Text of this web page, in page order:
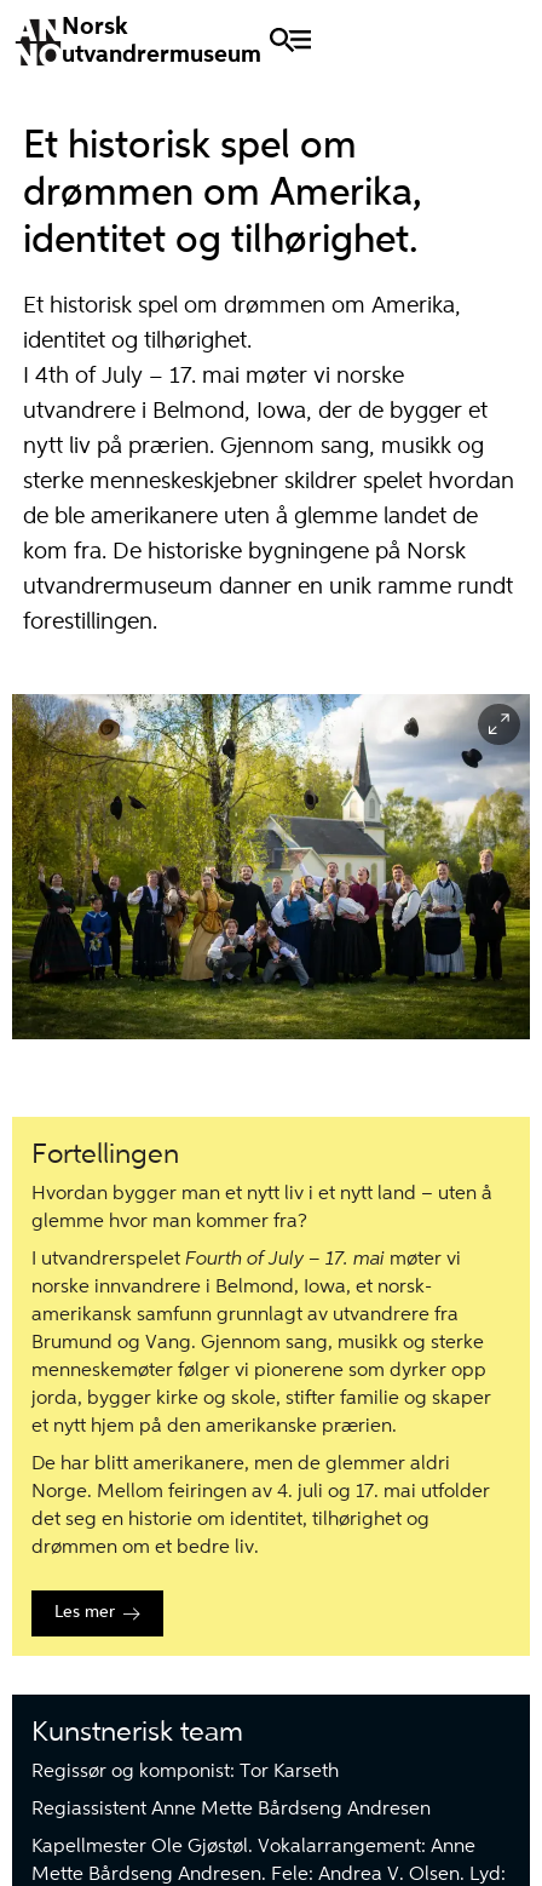
Norsk
utvandrermuseum
Et historisk spel om
drømmen om Amerika,
identitet og tilhørighet.
Et historisk spel om drømmen om Amerika,
identitet og tilhørighet.
I 4th of July – 17. mai møter vi norske
utvandrere i Belmond, Iowa, der de bygger et
nytt liv på prærien. Gjennom sang, musikk og
sterke menneskeskjebner skildrer spelet hvordan
de ble amerikanere uten å glemme landet de
kom fra. De historiske bygningene på Norsk
utvandrermuseum danner en unik ramme rundt
forestillingen.
Fortellingen
Hvordan bygger man et nytt liv i et nytt land – uten å
glemme hvor man kommer fra?
I utvandrerspelet Fourth of July – 17. mai møter vi
norske innvandrere i Belmond, Iowa, et norsk-
amerikansk samfunn grunnlagt av utvandrere fra
Brumund og Vang. Gjennom sang, musikk og sterke
menneskemøter følger vi pionerene som dyrker opp
jorda, bygger kirke og skole, stifter familie og skaper
et nytt hjem på den amerikanske prærien.
De har blitt amerikanere, men de glemmer aldri
Norge. Mellom feiringen av 4. juli og 17. mai utfolder
det seg en historie om identitet, tilhørighet og
drømmen om et bedre liv.
Les mer
Kunstnerisk team
Regissør og komponist: Tor Karseth
Regiassistent Anne Mette Bårdseng Andresen
Kapellmester Ole Gjøstøl. Vokalarrangement: Anne
Mette Bårdseng Andresen. Fele: Andrea V. Olsen. Lyd: